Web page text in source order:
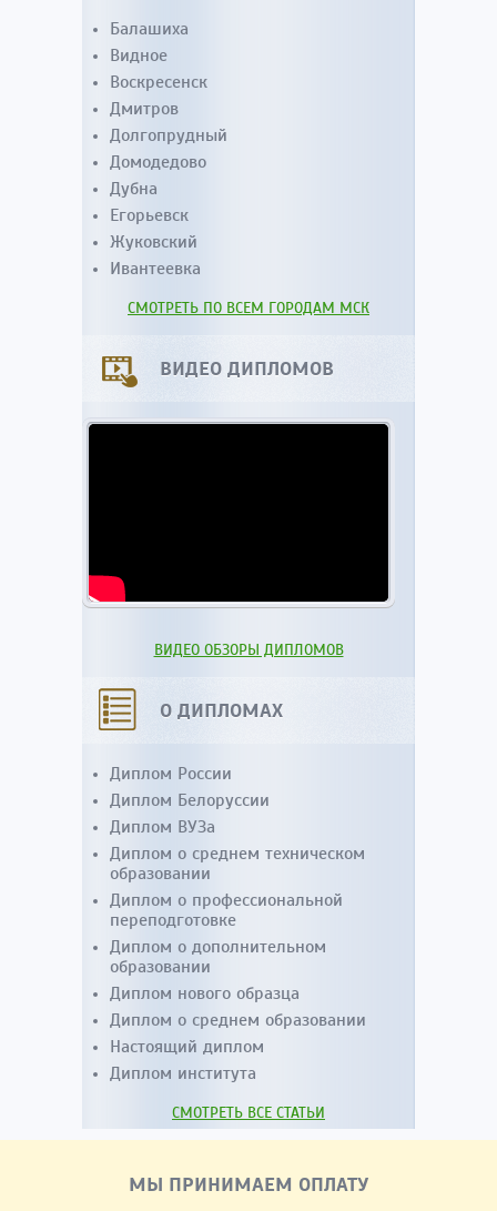
Балашиха
Видное
Воскресенск
Дмитров
Долгопрудный
Домодедово
Дубна
Егорьевск
Жуковский
Ивантеевка
СМОТРЕТЬ ПО ВСЕМ ГОРОДАМ МСК
ВИДЕО ДИПЛОМОВ
ВИДЕО ОБЗОРЫ ДИПЛОМОВ
О ДИПЛОМАХ
Диплом России
Диплом Белоруссии
Диплом ВУЗа
Диплом о среднем техническом
образовании
Диплом о профессиональной
переподготовке
Диплом о дополнительном
образовании
Диплом нового образца
Диплом о среднем образовании
Настоящий диплом
Диплом института
СМОТРЕТЬ ВСЕ СТАТЬИ
МЫ ПРИНИМАЕМ ОПЛАТУ